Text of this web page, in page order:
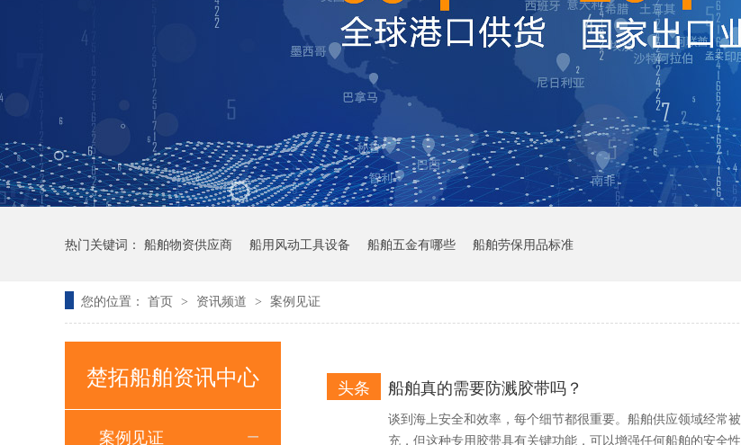
热门关键词： 船舶物资供应商 船用风动工具设备 船舶五金有哪些 船舶劳保用品标准
您的位置： 首页 > 资讯频道 > 案例见证
船舶真的需要防溅胶带吗？
头条
谈到海上安全和效率，每个细节都很重要。船舶供应领域经常
充，但这种专用胶带具有关键功能，可以增强任何船舶的安全
楚拓船舶资讯中心
案例见证
100mm电动角磨机
防溅带CCS船级社认证,防飞溅胶带,防溅带